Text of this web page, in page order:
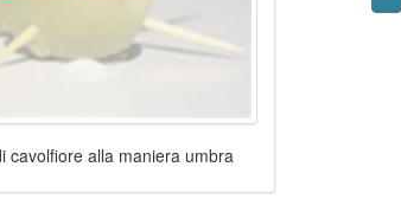
cavolfiore alla maniera umbra